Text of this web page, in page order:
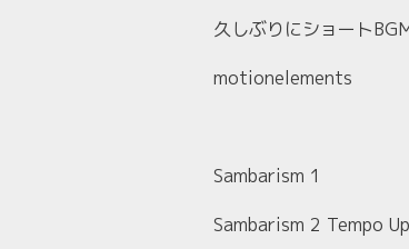
久しぶりにショート
motionelements
Sambarism 1
Sambarism 2 Tempo Up